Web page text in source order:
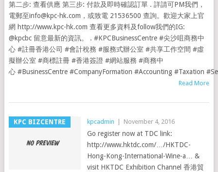
第二步: 查看供應 第三步: 付款及即時確認訂單 . 詳請可PM我們，
電郵至info@kpc-hk.com ，或致電 21536500 查詢。歡迎大家上官
網 http://www.kpc-hk.com 查看更多資料及follow我們的IG:
@kpcbc 留意最新的資訊。 . #KPCBusinessCentre #尖沙咀商務中
心 #註冊香港公司 #會計稅務 #服務式辦公室 #共享工作空間 #虛
擬辦公室 #商標註冊 #香港簽證 #網站服務 #商務中
心 #BusinessCentre #CompanyFormation #Accounting #Taxation
Read More
KPC BIZCENTRE kpcadmin November 4, 2016
Go register now at TDC link:
http://www.hktdc.com/…/HKTDC-
Hong-Kong-International-Wine-a… &
visit HKTDC Exhibition Channel 香港貿